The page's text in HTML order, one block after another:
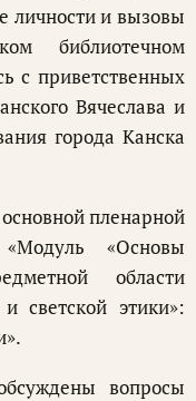
личности и вызовы
библиотечном
с приветственных
Вячеслава и
города Канска
пленарной
«Основы
области
светской этики»:
вопросы